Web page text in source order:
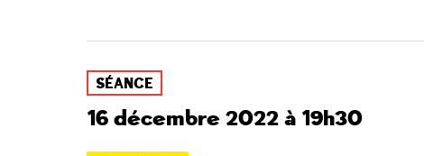
SÉANCE
16 décembre 2022 à 19h30